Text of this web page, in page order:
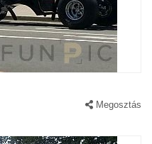
Megosztás